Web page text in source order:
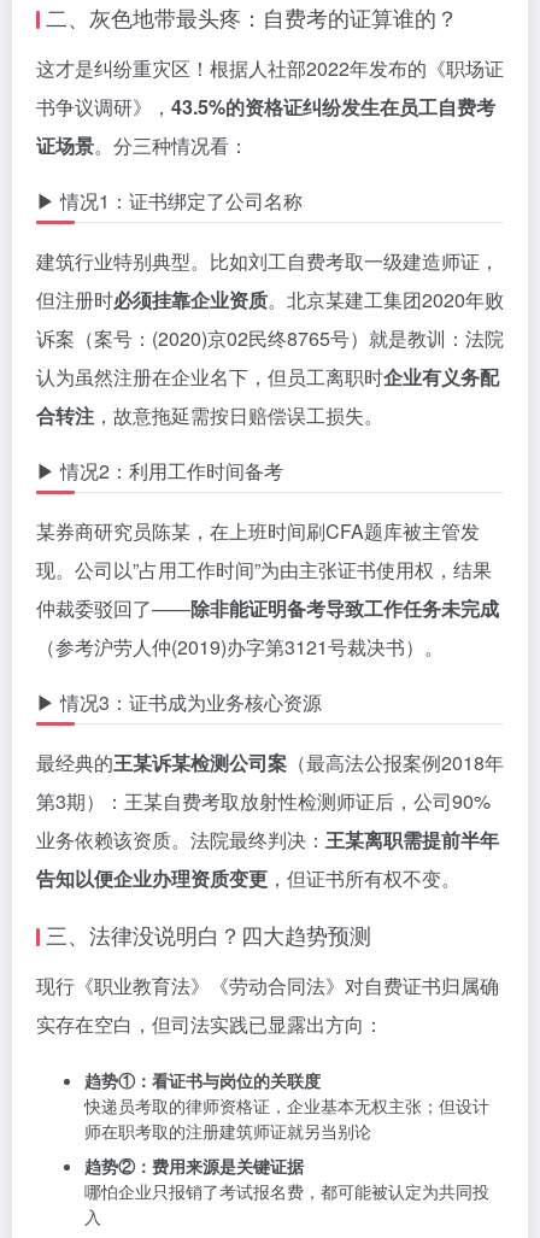
二、灰色地带最头疼：自费考的证算谁的？
这才是纠纷重灾区！根据人社部2022年发布的《职场证
书争议调研》， 43.5%的资格证纠纷发生在员工自费考
证场景。分三种情况看：
▶ 情况1：证书绑定了公司名称
建筑行业特别典型。比如刘工自费考取一级建造师证，
但注册时必须挂靠企业资质。北京某建工集团2020年败
诉案（案号：(2020)京02民终8765号）就是教训：法院
认为虽然注册在企业名下，但员工离职时企业有义务配
合转注 ，故意拖延需按日赔偿误工损失。
▶ 情况2：利用工作时间备考
某券商研究员陈某，在上班时间刷CFA题库被主管发
现。公司以”占用工作时间”为由主张证书使用权，结果
仲裁委驳回了——除非能证明备考导致工作任务未完成
（参考沪劳人仲(2019)办字第3121号裁决书）。
▶ 情况3：证书成为业务核心资源
最经典的王某诉某检测公司案 （最高法公报案例2018年
第3期）：王某自费考取放射性检测师证后，公司90%
业务依赖该资质。法院最终判决： 王某离职需提前半年
告知以便企业办理资质变更 ，但证书所有权不变。
三、法律没说明白？四大趋势预测
现行《职业教育法》《劳动合同法》对自费证书归属确
实存在空白，但司法实践已显露出方向：
趋势①：看证书与岗位的关联度
快递员考取的律师资格证，企业基本无权主张；但设计
师在职考取的注册建筑师证就另当别论
趋势②：费用来源是关键证据
哪怕企业只报销了考试报名费，都可能被认定为共同投
入